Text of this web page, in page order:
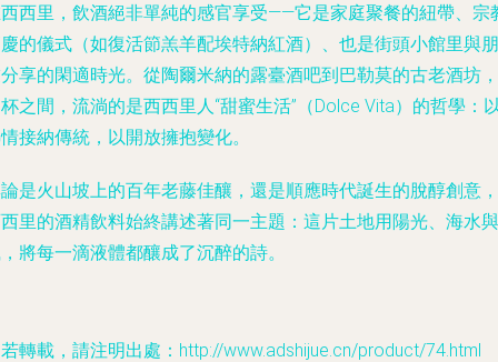
西里，飲酒絕非單純的感官享受——它是家庭聚餐的紐帶、宗
的儀式（如復活節羔羊配埃特納紅酒）、也是街頭小館里與朋
享的閑適時光。從陶爾米納的露臺酒吧到巴勒莫的古老酒坊，
之間，流淌的是西西里人“甜蜜生活”（Dolce Vita）的哲學：
接納傳統，以開放擁抱變化。
是火山坡上的百年老藤佳釀，還是順應時代誕生的脫醇創意，
里的酒精飲料始終講述著同一主題：這片土地用陽光、海水與
將每一滴液體都釀成了沉醉的詩。
轉載，請注明出處：http://www.adshijue.cn/product/74.html